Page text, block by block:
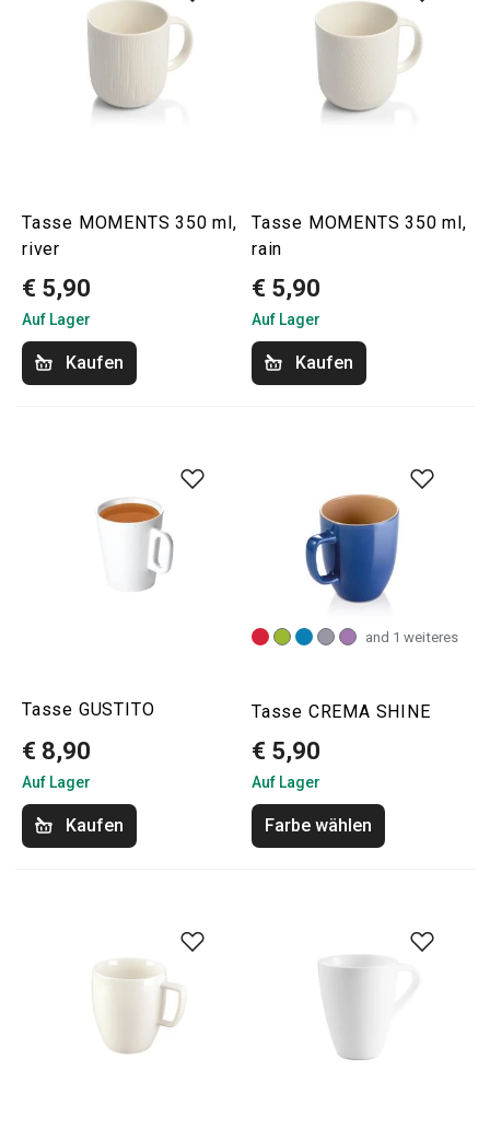
Tasse MOMENTS 350 ml,
river
€ 5,90
Auf Lager
Kaufen
Tasse MOMENTS 350 ml,
rain
€ 5,90
Auf Lager
Kaufen
Tasse GUSTITO
€ 8,90
Auf Lager
Kaufen
and 1 weiteres
Tasse CREMA SHINE
€ 5,90
Auf Lager
Farbe wählen